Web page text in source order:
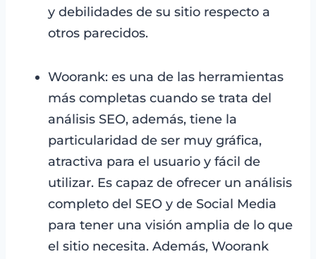
y debilidades de su sitio respecto a
otros parecidos.
Woorank: es una de las herramientas
más completas cuando se trata del
análisis SEO, además, tiene la
particularidad de ser muy gráfica,
atractiva para el usuario y fácil de
utilizar. Es capaz de ofrecer un análisis
completo del SEO y de Social Media
para tener una visión amplia de lo que
el sitio necesita. Además, Woorank